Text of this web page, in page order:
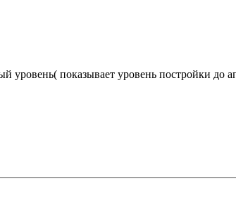
уровень( показывает уровень постройки до